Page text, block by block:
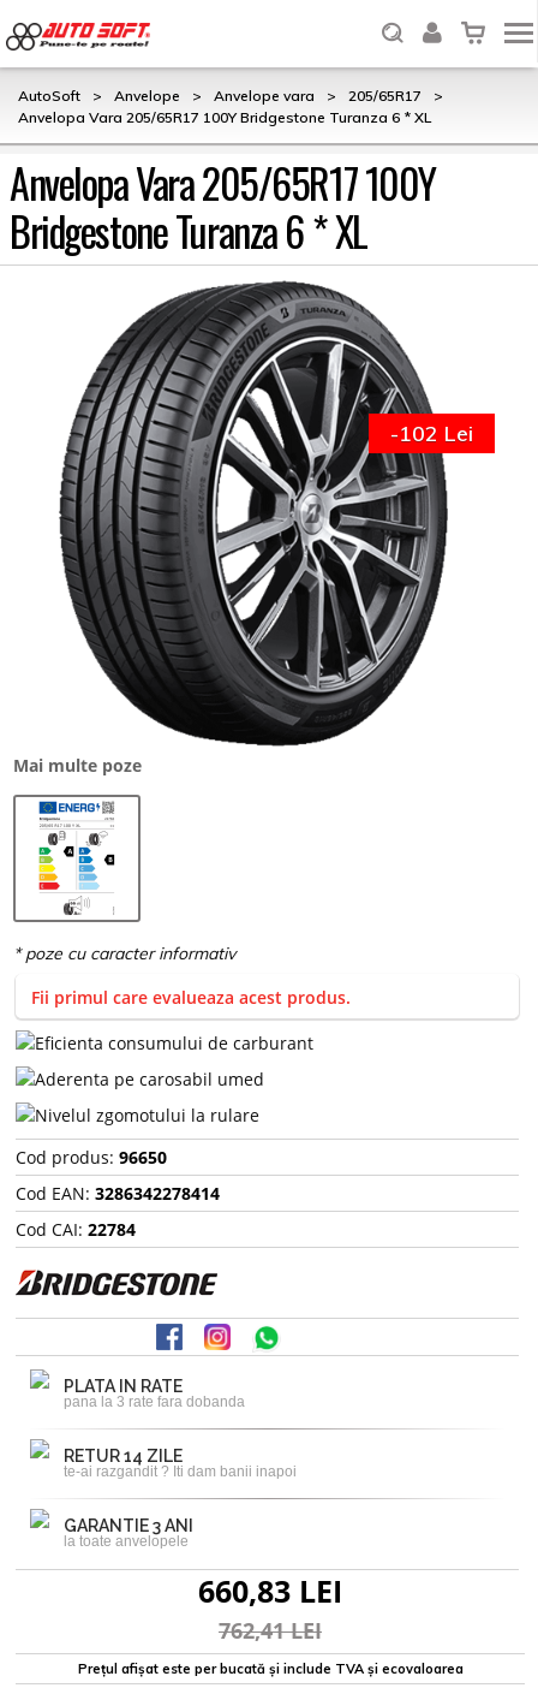
AutoSoft > Anvelope > Anvelope vara > 205/65R17
>
Anvelopa Vara 205/65R17 100Y Bridgestone Turanza 6 * XL
Anvelopa Vara 205/65R17 100Y
Bridgestone Turanza 6 * XL
Mai multe poze
-102 Lei
Fii primul care evalueaza acest produs.
Cod produs: 96650
Cod EAN: 3286342278414
Cod CAI: 22784
PLATA IN RATE
pana la 3 rate fara dobanda
RETUR 14 ZILE
te-ai razgandit ? Iti dam banii inapoi
GARANTIE 3 ANI
la toate anvelopele
660,83 LEI
762,41 LEI
Prețul afișat este per bucată și include TVA și ecovaloarea